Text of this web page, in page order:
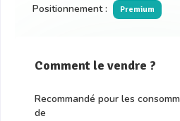
Positionnement : Premium
Comment le vendre ?
Recommandé pour les
de